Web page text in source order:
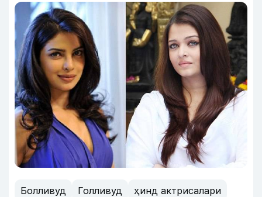
Болливуд Голливуд
ҳинд актрисалари